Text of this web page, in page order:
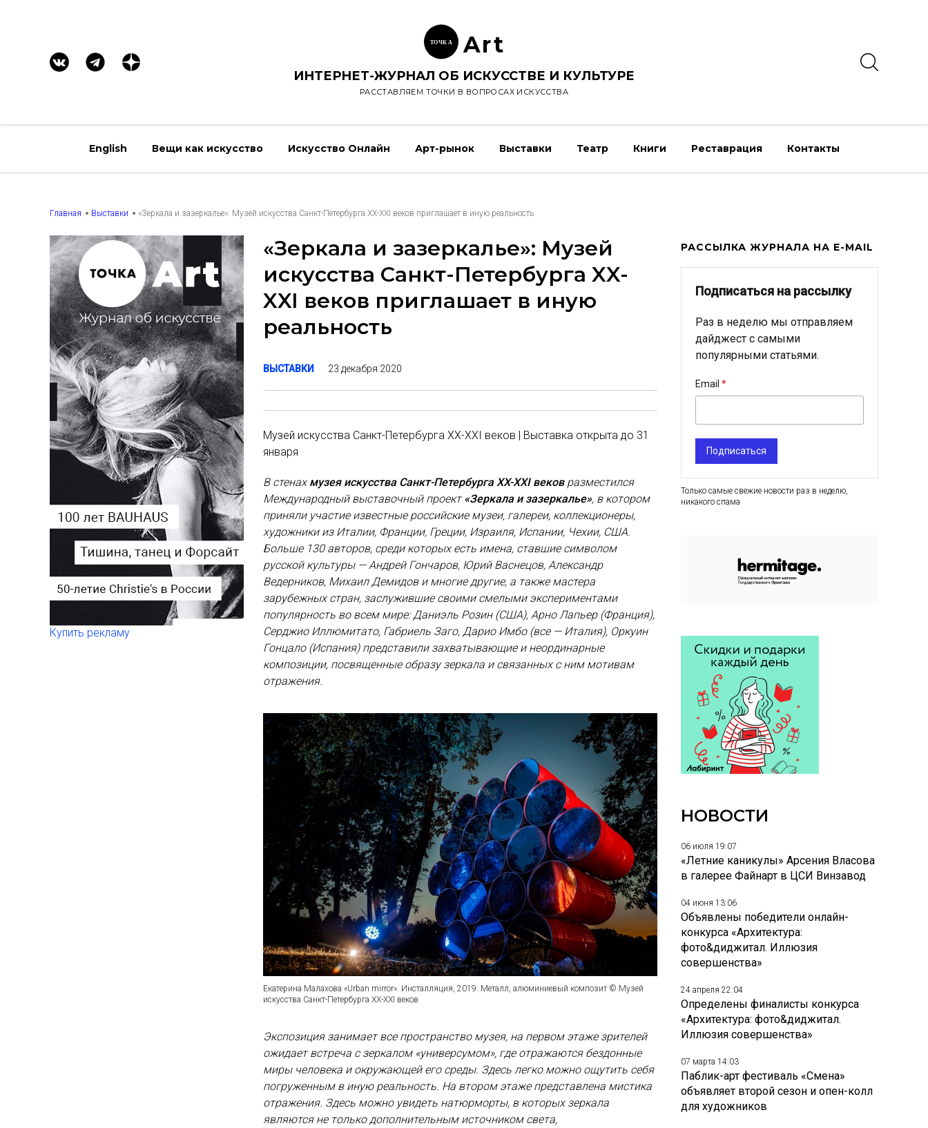
ТОЧК А Art
ИНТЕРНЕТ-ЖУРНАЛ ОБ ИСКУССТВЕ И КУЛЬТУРЕ
РАССТАВЛЯЕМ ТОЧКИ В ВОПРОСАХ ИСКУССТВА
English Вещи как искусство Искусство Онлайн Арт-рынок Выставки Театр Книги Реставрация Контакты
Главная Выставки «Зеркала и зазеркалье»: Музей искусства Санкт-Петербурга XX-XXI веков приглашает в иную реальность
Купить рекламу
«Зеркала и зазеркалье»: Музей
искусства Санкт-Петербурга XX-
XXI веков приглашает в иную
реальность
ВЫСТАВКИ 23 декабря 2020
Музей искусства Санкт-Петербурга XX-XXI веков | Выставка открыта до 31
января
В стенах музея искусства Санкт-Петербурга XX-XXI вековразместился
Международный выставочный проект«Зеркала и зазеркалье», в котором
приняли участие известные российские музеи, галереи, коллекционеры,
художники из Италии, Франции, Греции, Израиля, Испании, Чехии, США.
Больше 130 авторов, среди которых есть имена, ставшие символом
русской культуры — Андрей Гончаров, Юрий Васнецов, Александр
Ведерников, Михаил Демидов и многие другие, а также мастера
зарубежных стран, заслужившие своими смелыми экспериментами
популярность во всем мире: Даниэль Розин (США), Арно Лапьер (Франция),
Серджио Иллюмитато, Габриель Заго, Дарио Имбо (все — Италия), Оркуин
Гонцало (Испания) представили захватывающие и неординарные
композиции, посвященные образу зеркала и связанных с ним мотивам
отражения.
Екатерина Малахова «Urban mirror». Инсталляция, 2019. Металл, алюминиевый композит © Музей
искусства Санкт-Петербурга ХХ-ХХI веков
Экспозиция занимает все пространство музея, на первом этаже зрителей
ожидает встреча с зеркалом «универсумом», где отражаются бездонные
миры человека и окружающей его среды. Здесь легко можно ощутить себя
погруженным в иную реальность. На втором этаже представлена мистика
отражения. Здесь можно увидеть натюрморты, в которых зеркала
являются не только дополнительным источником света,
РАССЫЛКА ЖУРНАЛА НА E-MAIL
Подписаться на рассылку
Раз в неделю мы отправляем
дайджест с самыми
популярными статьями.
Email
Подписаться
Только самые свежие новости раз в неделю,
никакого спама
НОВОСТИ
06 июля 19:07
«Летние каникулы» Арсения Власова
в галерее Файнарт в ЦСИ Винзавод
04 июня 13:06
Объявлены победители онлайн-
конкурса «Архитектура:
фото&диджитал. Иллюзия
совершенства»
24 апреля 22:04
Определены финалисты конкурса
«Архитектура: фото&диджитал.
Иллюзия совершенства»
07 марта 14:03
Паблик-арт фестиваль «Смена»
объявляет второй сезон и опен-колл
для художников